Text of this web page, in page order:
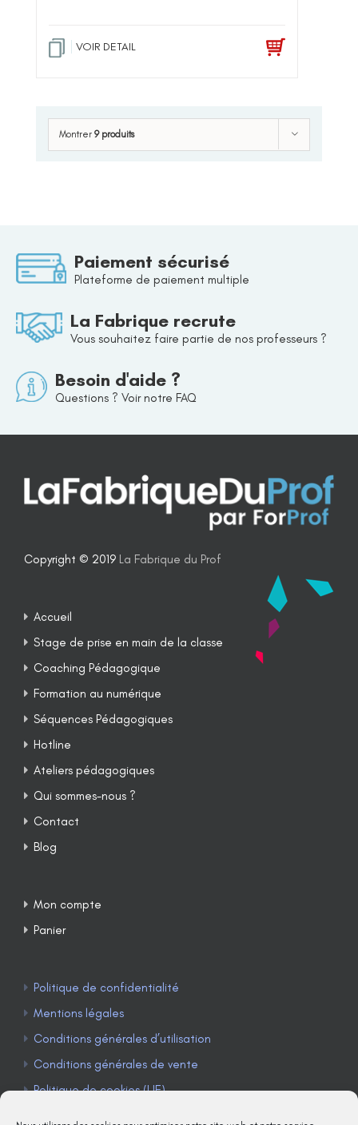
VOIR DETAIL
Montrer 9 produits
Paiement sécurisé
Plateforme de paiement multiple
La Fabrique recrute
Vous souhaitez faire partie de nos professeurs ?
Besoin d'aide ?
Questions ? Voir notre FAQ
Copyright © 2019 La Fabrique du Prof
Accueil
Stage de prise en main de la classe
Coaching Pédagogique
Formation au numérique
Séquences Pédagogiques
Hotline
Ateliers pédagogiques
Qui sommes-nous ?
Contact
Blog
Mon compte
Panier
Politique de confidentialité
Mentions légales
Conditions générales d’utilisation
Conditions générales de vente
Politique de cookies (UE)